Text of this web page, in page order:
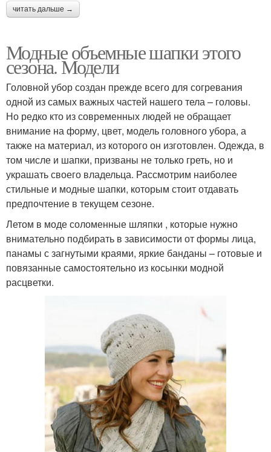
читать дальше →
Модные объемные шапки этого
сезона. Модели
Головной убор создан прежде всего для согревания
одной из самых важных частей нашего тела – головы.
Но редко кто из современных людей не обращает
внимание на форму, цвет, модель головного убора, а
также на материал, из которого он изготовлен. Одежда, в
том числе и шапки, призваны не только греть, но и
украшать своего владельца. Рассмотрим наиболее
стильные и модные шапки, которым стоит отдавать
предпочтение в текущем сезоне.
Летом в моде соломенные шляпки , которые нужно
внимательно подбирать в зависимости от формы лица,
панамы с загнутыми краями, яркие банданы – готовые и
повязанные самостоятельно из косынки модной
расцветки.